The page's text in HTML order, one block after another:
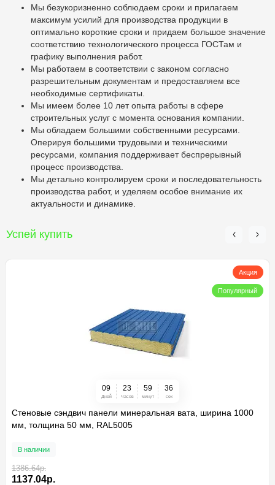
Мы безукоризненно соблюдаем сроки и прилагаем
максимум усилий для производства продукции в
оптимально короткие сроки и придаем большое значение
соответствию технологического процесса ГОСТам и
графику выполнения работ.
Мы работаем в соответствии с законом согласно
разрешительным документам и предоставляем все
необходимые сертификаты.
Мы имеем более 10 лет опыта работы в сфере
строительных услуг с момента основания компании.
Мы обладаем большими собственными ресурсами.
Оперируя большими трудовыми и техническими
ресурсами, компания поддерживает беспрерывный
процесс производства.
Мы детально контролируем сроки и последовательность
производства работ, и уделяем особое внимание их
актуальности и динамике.
Успей купить
Акция
Популярный
09
Дней
23
Часов
59
минут
35
сек
Стеновые сэндвич панели минеральная вата, ширина 1000
мм, толщина 50 мм, RAL5005
В наличии
1386.64р.
1137.04р.